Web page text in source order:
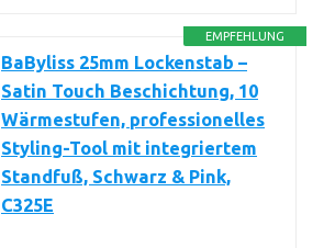
EMPFEHLUNG
BaByliss 25mm Lockenstab –
Satin Touch Beschichtung, 10
Wärmestufen, professionelles
Styling-Tool mit integriertem
Standfuß, Schwarz & Pink,
C325E